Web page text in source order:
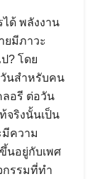
ได้ พลังงาน
ยมีภาวะ
? โดย
นสำหรับคน
ลอรี ต่อวัน
จริงนั้นเป็น
มีความ
นอยู่กับเพศ
กรรมที่ทำ